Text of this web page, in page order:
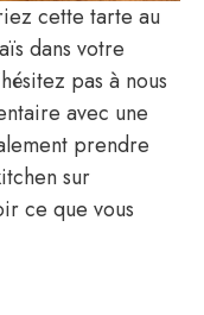
cette tarte au
dans votre
pas à nous
avec une
prendre
sur
ce que vous